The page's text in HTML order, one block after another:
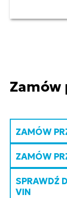
ZAMÓW
ZAMÓW
SPRAWDŹ
VIN